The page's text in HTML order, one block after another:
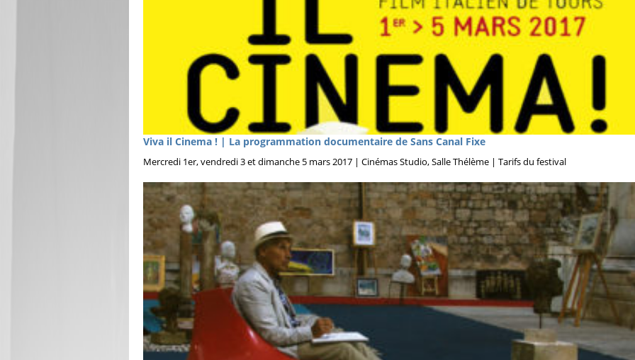
Viva il Cinema ! | La programmation documentaire de Sans Canal Fixe
Mercredi 1er, vendredi 3 et dimanche 5 mars 2017 | Cinémas Studio, Salle Thélème | Tarifs du festival